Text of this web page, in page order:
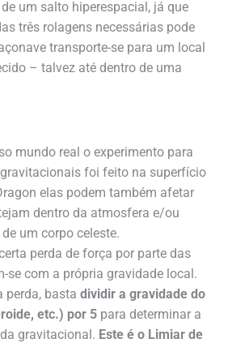
um salto hiperespacial, já que
três rolagens necessárias pode
transporte-se para um local
– talvez até dentro de uma
mundo real o experimento para
foi feito na superfício
elas podem também afetar
dentro da atmosfera e/ou
um corpo celeste.
perda de força por parte das
se com a própria gravidade local.
perda, basta dividir a gravidade do
etc.) por 5 para determinar a
gravitacional. Este é o Limiar de